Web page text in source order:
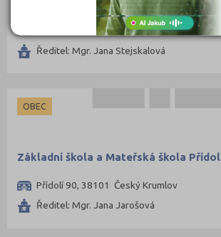
Malonty 26, 38291 Malonty
Ředitel: Mgr. Jana Stejskalová
OBEC
Základní škola a Mateřská škola
Přídolí 90, 38101 Český Krumlov
Ředitel: Mgr. Jana Jarošová